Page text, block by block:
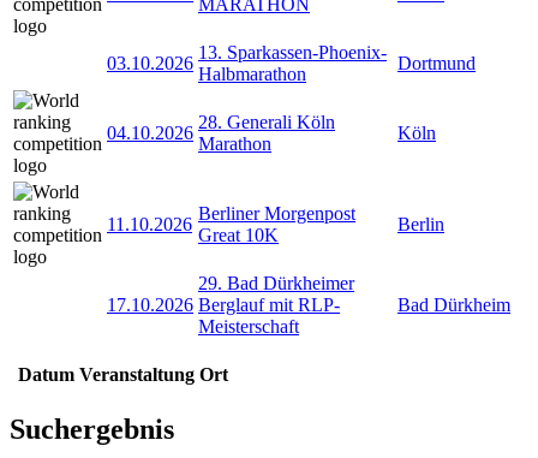
03.10.2026
13. Sparkassen-Phoenix-
Halbmarathon
Dortmund
04.10.2026
28. Generali Köln
Marathon
Köln
11.10.2026
Berliner Morgenpost
Great 10K
Berlin
17.10.2026
29. Bad Dürkheimer
Berglauf mit RLP-
Meisterschaft
Bad Dürkheim
Datum Veranstaltung Ort
Suchergebnis